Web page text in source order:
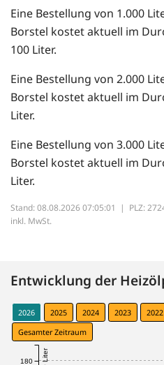
Eine Bestellung von 1.000
Borstel kostet aktuell im
100 Liter.
Eine Bestellung von 2.000
Borstel kostet aktuell im
Liter.
Eine Bestellung von 3.000
Borstel kostet aktuell im
Liter.
Stand: 08.08.2026 07:05:01 | PLZ:
inkl. MwSt.
Entwicklung der
2026 2025 2024 2023 2022
Gesamter Zeitraum
180